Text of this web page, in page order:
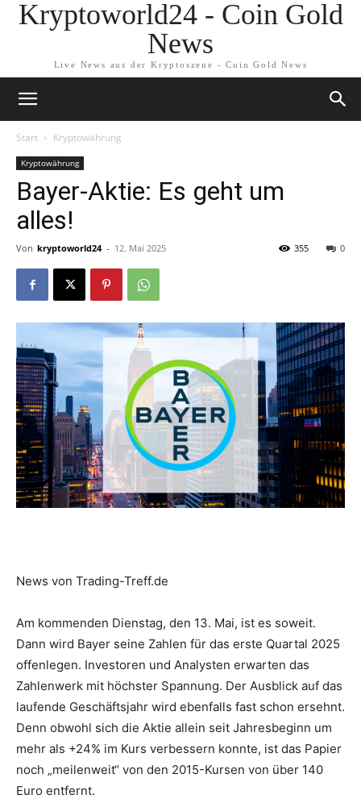
Kryptoworld24 - Coin Gold
News
Live News aus der Kryptoszene - Coin Gold News
Start Kryptowährung
Kryptowährung
Bayer-Aktie: Es geht um
alles!
Von kryptoworld24 - 12. Mai 2025 0
355
News von Trading-Treff.de
Am kommenden Dienstag, den 13. Mai, ist es soweit.
Dann wird Bayer seine Zahlen für das erste Quartal 2025
offenlegen. Investoren und Analysten erwarten das
Zahlenwerk mit höchster Spannung. Der Ausblick auf das
laufende Geschäftsjahr wird ebenfalls fast schon ersehnt.
Denn obwohl sich die Aktie allein seit Jahresbeginn um
mehr als +24% im Kurs verbessern konnte, ist das Papier
noch „meilenweit“ von den 2015-Kursen von über 140
Euro entfernt.